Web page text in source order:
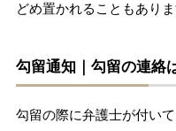
どめ置かれることもありま
勾留通知｜勾留の連絡
勾留の際に弁護士が付いて